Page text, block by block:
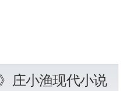
庄小渔现代小说